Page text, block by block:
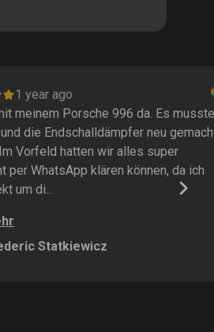
996 da. Es mussten
neu gemacht
wir alles super
klären können, da ich